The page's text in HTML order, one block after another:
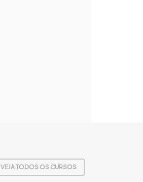
VEJA TODOS OS CURSOS